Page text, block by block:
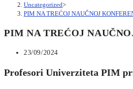
Uncategorized>
PIM NA TREĆOJ NAUČNOJ
PIM NA TREĆOJ
Post
23/09/2024
Profesori Univerziteta PIM